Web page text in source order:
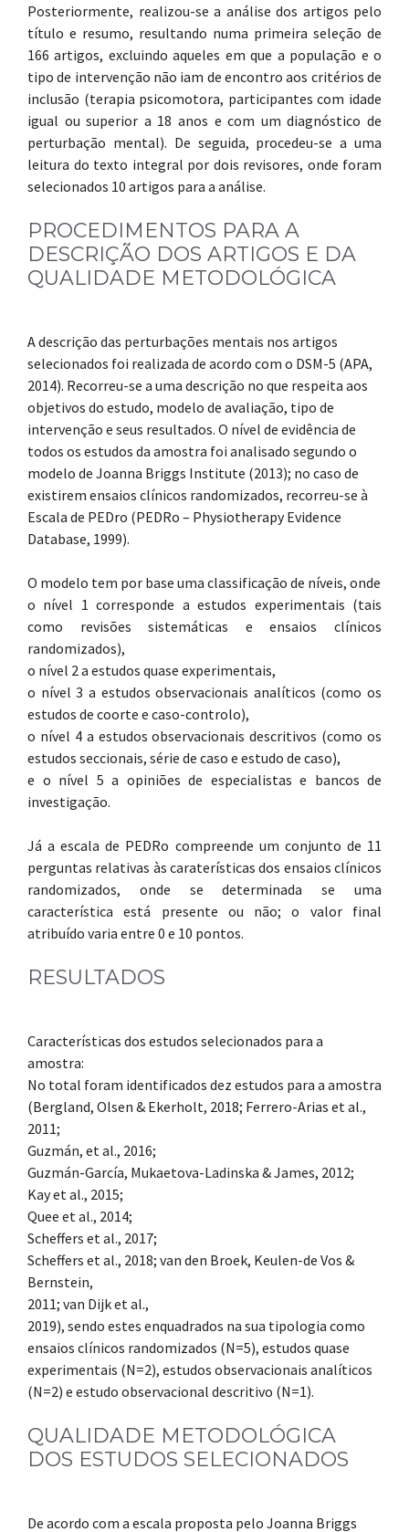
Posteriormente, realizou-se a análise dos artigos pelo
título e resumo, resultando numa primeira seleção de
166 artigos, excluindo aqueles em que a população e o
tipo de intervenção não iam de encontro aos critérios de
inclusão (terapia psicomotora, participantes com idade
igual ou superior a 18 anos e com um diagnóstico de
perturbação mental). De seguida, procedeu-se a uma
leitura do texto integral por dois revisores, onde foram
selecionados 10 artigos para a análise.
PROCEDIMENTOS PARA A
DESCRIÇÃO DOS ARTIGOS E DA
QUALIDADE METODOLÓGICA
A descrição das perturbações mentais nos artigos
selecionados foi realizada de acordo com o DSM-5 (APA,
2014). Recorreu-se a uma descrição no que respeita aos
objetivos do estudo, modelo de avaliação, tipo de
intervenção e seus resultados. O nível de evidência de
todos os estudos da amostra foi analisado segundo o
modelo de Joanna Briggs Institute (2013); no caso de
existirem ensaios clínicos randomizados, recorreu-se à
Escala de PEDro (PEDRo – Physiotherapy Evidence
Database, 1999).
O modelo tem por base uma classificação de níveis, onde
o nível 1 corresponde a estudos experimentais (tais
como revisões sistemáticas e ensaios clínicos
randomizados),
o nível 2 a estudos quase experimentais,
o nível 3 a estudos observacionais analíticos (como os
estudos de coorte e caso-controlo),
o nível 4 a estudos observacionais descritivos (como os
estudos seccionais, série de caso e estudo de caso),
e o nível 5 a opiniões de especialistas e bancos de
investigação.
Já a escala de PEDRo compreende um conjunto de 11
perguntas relativas às caraterísticas dos ensaios clínicos
randomizados, onde se determinada se uma
característica está presente ou não; o valor final
atribuído varia entre 0 e 10 pontos.
RESULTADOS
Características dos estudos selecionados para a
amostra:
No total foram identificados dez estudos para a amostra
(Bergland, Olsen & Ekerholt, 2018; Ferrero-Arias et al.,
2011;
Guzmán, et al., 2016;
Guzmán-García, Mukaetova-Ladinska & James, 2012;
Kay et al., 2015;
Quee et al., 2014;
Scheffers et al., 2017;
Scheffers et al., 2018; van den Broek, Keulen-de Vos &
Bernstein,
2011; van Dijk et al.,
2019), sendo estes enquadrados na sua tipologia como
ensaios clínicos randomizados (N=5), estudos quase
experimentais (N=2), estudos observacionais analíticos
(N=2) e estudo observacional descritivo (N=1).
QUALIDADE METODOLÓGICA
DOS ESTUDOS SELECIONADOS
De acordo com a escala proposta pelo Joanna Briggs